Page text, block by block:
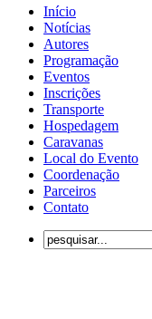
Início
Notícias
Autores
Programação
Eventos
Inscrições
Transporte
Hospedagem
Caravanas
Local do Evento
Coordenação
Parceiros
Contato